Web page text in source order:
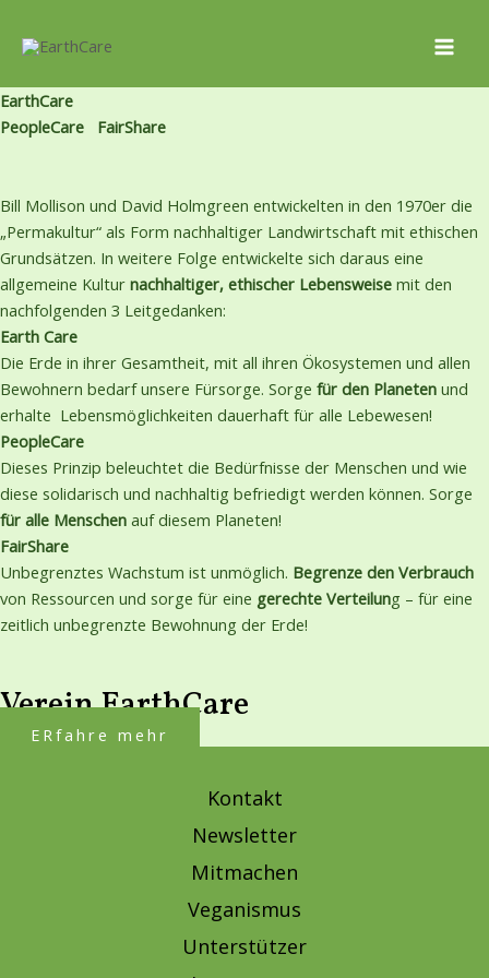
Inhalt
EarthCare
PeopleCare FairShare
Bill Mollison und David Holmgreen entwickelten in den 1970er die
„Permakultur“ als Form nachhaltiger Landwirtschaft mit ethischen
Grundsätzen. In weitere Folge entwickelte sich daraus eine
allgemeine Kultur nachhaltiger, ethischer Lebensweise mit den
nachfolgenden 3 Leitgedanken:
Earth Care
Die Erde in ihrer Gesamtheit, mit all ihren Ökosystemen und allen
Bewohnern bedarf unsere Fürsorge. Sorge für den Planeten und
erhalte Lebensmöglichkeiten dauerhaft für alle Lebewesen!
PeopleCare
Dieses Prinzip beleuchtet die Bedürfnisse der Menschen und wie
diese solidarisch und nachhaltig befriedigt werden können. Sorge
für alle Menschen auf diesem Planeten!
FairShare
Unbegrenztes Wachstum ist unmöglich. Begrenze den Verbrauch
von Ressourcen und sorge für eine gerechte Verteilung – für eine
zeitlich unbegrenzte Bewohnung der Erde!
Verein EarthCare
ERfahre mehr
Kontakt
Newsletter
Mitmachen
Veganismus
Unterstützer